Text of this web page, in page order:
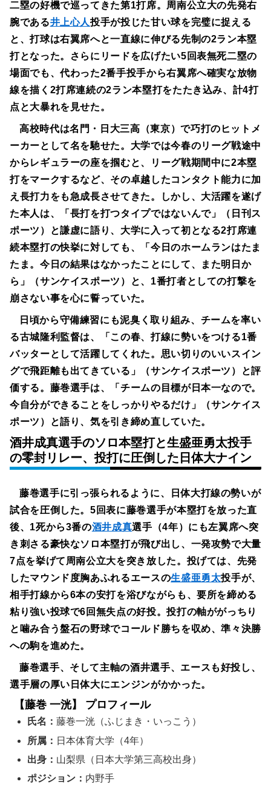
二塁の好機で巡ってきた第1打席。周南公立大の先発右
腕である井上心人投手が投じた甘い球を完璧に捉える
と、打球は右翼席へと一直線に伸びる先制の2ラン本塁
打となった。さらにリードを広げたい5回表無死二塁の
場面でも、代わった2番手投手から右翼席へ確実な放物
線を描く2打席連続の2ラン本塁打をたたき込み、計4打
点と大暴れを見せた。
高校時代は名門・日大三高（東京）で巧打のヒットメ
ーカーとして名を馳せた。大学では今春のリーグ戦途中
からレギュラーの座を掴むと、リーグ戦期間中に2本塁
打をマークするなど、その卓越したコンタクト能力に加
え長打力をも急成長させてきた。しかし、大活躍を遂げ
た本人は、「長打を打つタイプではないんで」（日刊ス
ポーツ）と謙虚に語り、大学に入って初となる2打席連
続本塁打の快挙に対しても、「今日のホームランはたま
たま。今日の結果はなかったことにして、また明日か
ら」（サンケイスポーツ）と、1番打者としての打撃を
崩さない事を心に誓っていた。
日頃から守備練習にも泥臭く取り組み、チームを率い
る古城隆利監督は、「この春、打線に勢いをつける1番
バッターとして活躍してくれた。思い切りのいいスイン
グで飛距離も出てきている」（サンケイスポーツ）と評
価する。藤巻選手は、「チームの目標が日本一なので。
今自分ができることをしっかりやるだけ」（サンケイス
ポーツ）と語り、気を引き締め直していた。
酒井成真選手のソロ本塁打と生盛亜勇太投手
の零封リレー、投打に圧倒した日体大ナイン
藤巻選手に引っ張られるように、日体大打線の勢いが
試合を圧倒した。5回表に藤巻選手が本塁打を放った直
後、1死から3番の酒井成真選手（4年）にも左翼席へ突
き刺さる豪快なソロ本塁打が飛び出し、一発攻勢で大量
7点を挙げて周南公立大を突き放した。投げては、先発
したマウンド度胸あふれるエースの生盛亜勇太投手が、
相手打線から6本の安打を浴びながらも、要所を締める
粘り強い投球で6回無失点の好投。投打の軸ががっちり
と噛み合う盤石の野球でコールド勝ちを収め、準々決勝
への駒を進めた。
藤巻選手、そして主軸の酒井選手、エースも好投し、
選手層の厚い日体大にエンジンがかかった。
【藤巻 一洸】 プロフィール
氏名：藤巻一洸（ふじまき・いっこう）
所属： 日本体育大学（4年）
出身： 山梨県（日本大学第三高校出身）
ポジション： 内野手